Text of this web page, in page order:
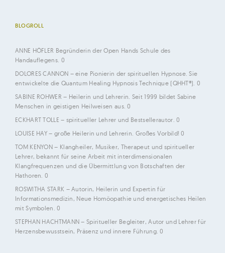
BLOGROLL
ANNE HÖFLER Begründerin der Open Hands Schule des
Handauflegens. 0
DOLORES CANNON – eine Pionierin der spirituellen Hypnose. Sie
entwickelte die Quantum Healing Hypnosis Technique (QHHT®). 0
SABINE ROHWER – Heilerin und Lehrerin. Seit 1999 bildet Sabine
Menschen in geistigen Heilweisen aus. 0
ECKHART TOLLE – spiritueller Lehrer und Bestsellerautor. 0
LOUISE HAY – große Heilerin und Lehrerin. Großes Vorbild! 0
TOM KENYON – Klangheiler, Musiker, Therapeut und spiritueller
Lehrer, bekannt für seine Arbeit mit interdimensionalen
Klangfrequenzen und die Übermittlung von Botschaften der
Hathoren. 0
ROSWITHA STARK – Autorin, Heilerin und Expertin für
Informationsmedizin, Neue Homöopathie und energetisches Heilen
mit Symbolen. 0
STEPHAN HACHTMANN – Spiritueller Begleiter, Autor und Lehrer für
Herzensbewusstsein, Präsenz und innere Führung. 0